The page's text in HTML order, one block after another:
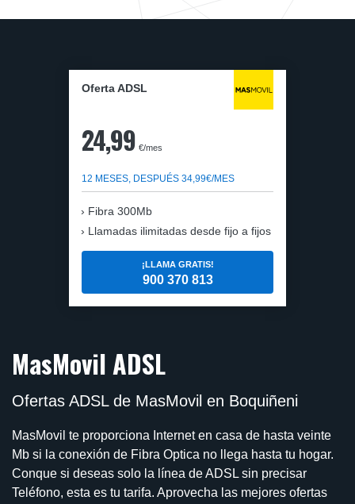
Oferta ADSL
24,99 €/mes
12 MESES, DESPUÉS 34,99€/MES
Fibra 300Mb
Llamadas ilimitadas desde fijo a fijos
¡LLAMA GRATIS!
900 370 813
MasMovil ADSL
Ofertas ADSL de MasMovil en Boquiñeni
MasMovil te proporciona Internet en casa de hasta veinte
Mb si la conexión de Fibra Optica no llega hasta tu hogar.
Conque si deseas solo la línea de ADSL sin precisar
Teléfono, esta es tu tarifa. Aprovecha las mejores ofertas